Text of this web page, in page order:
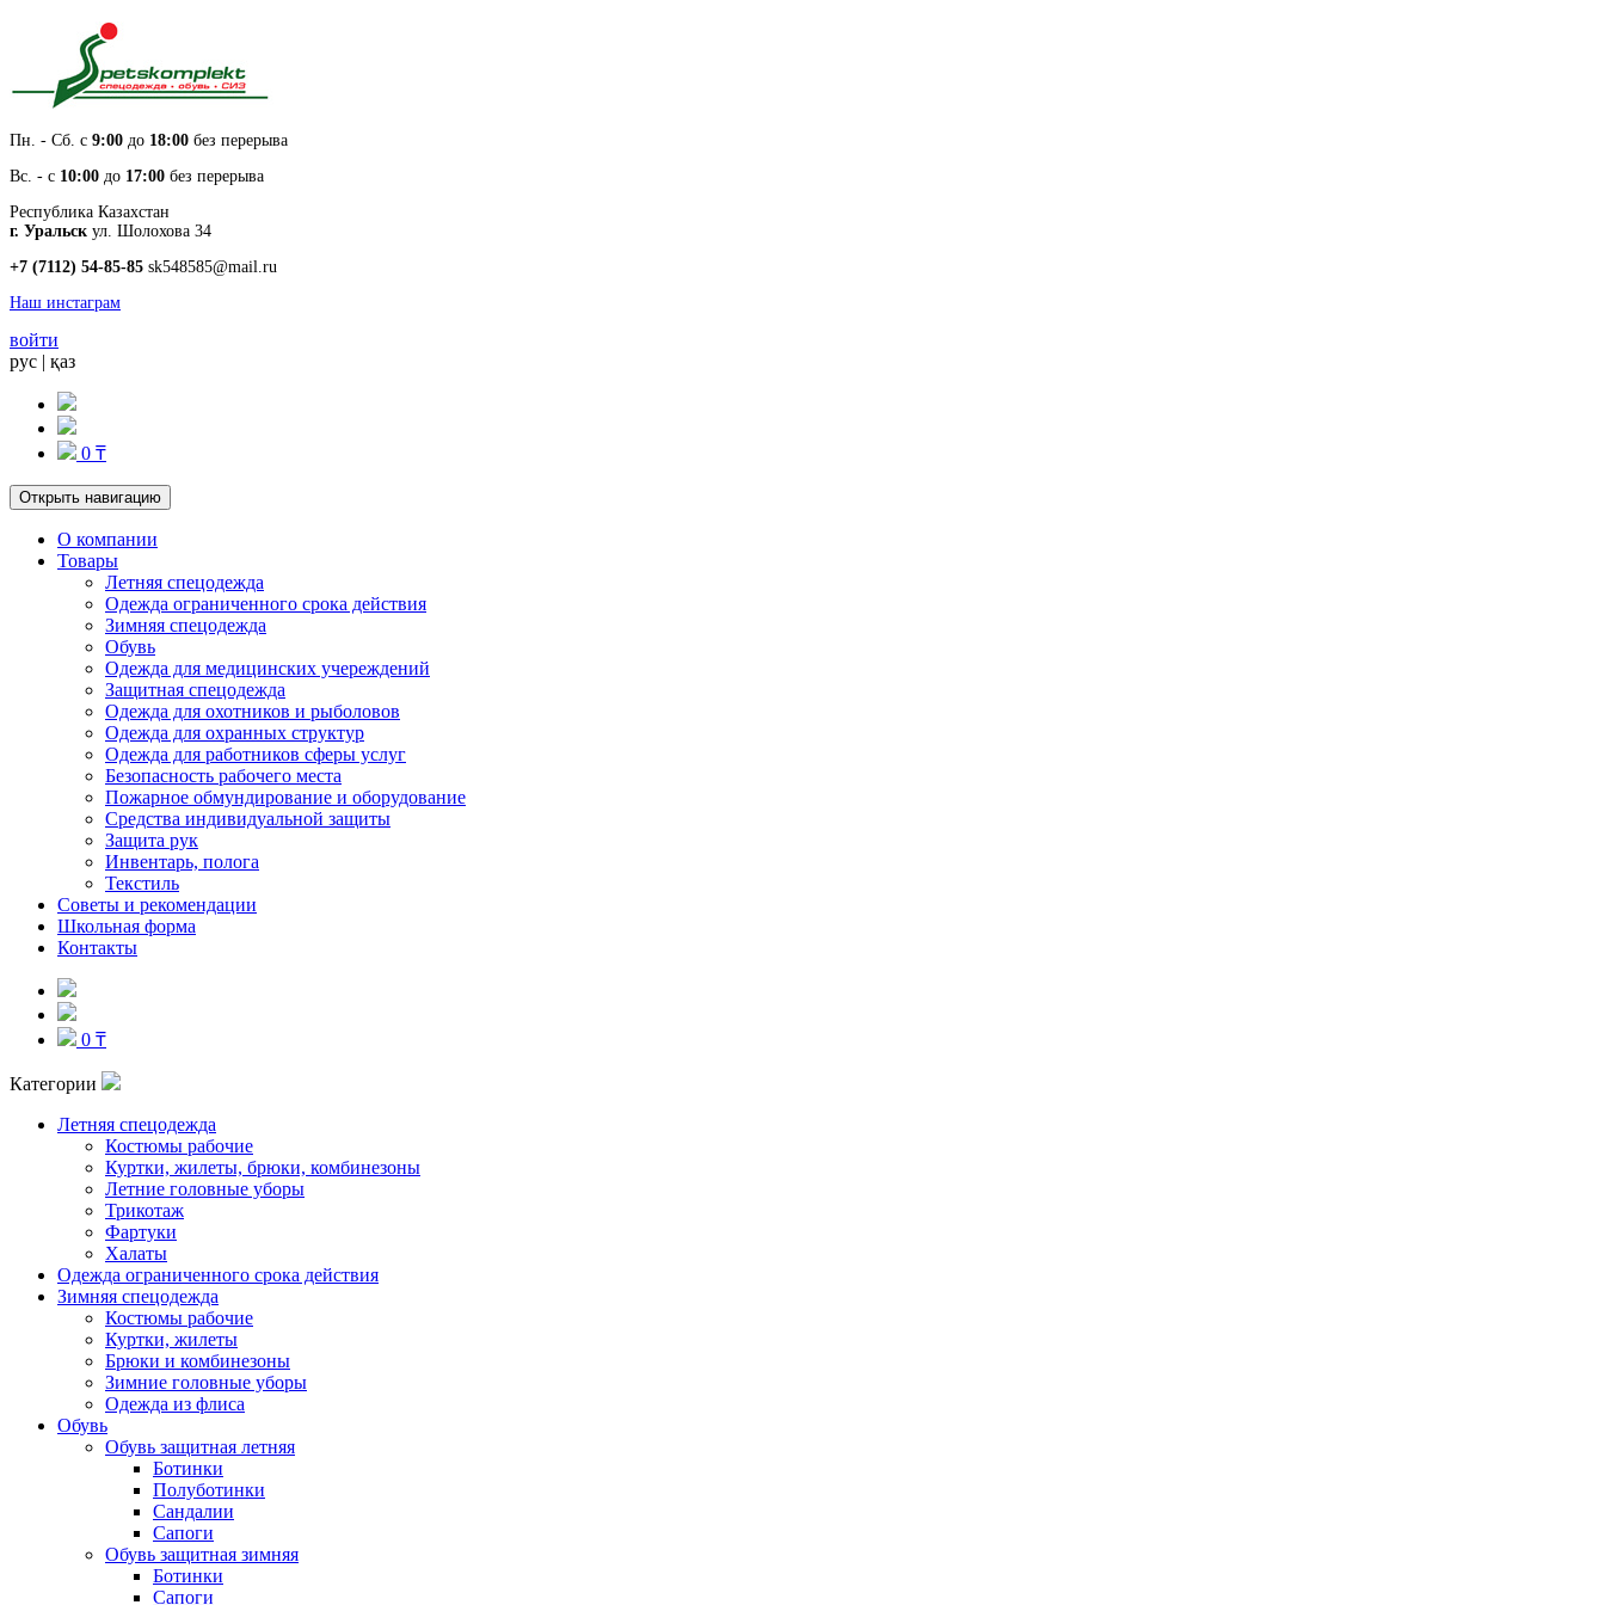
Пн. - Cб. с 9:00 до 18:00 без перерыва
Вс. - с 10:00 до 17:00 без перерыва
Республика Казахстан
г. Уральск ул. Шолохова 34
+7 (7112) 54-85-85 sk548585@mail.ru
Наш инстаграм
войти
рус | қаз
0 ₸
Открыть навигацию
О компании
Товары
Летняя спецодежда
Одежда ограниченного срока действия
Зимняя спецодежда
Обувь
Одежда для медицинских учереждений
Защитная спецодежда
Одежда для охотников и рыболовов
Одежда для охранных структур
Одежда для работников сферы услуг
Безопасность рабочего места
Пожарное обмундирование и оборудование
Средства индивидуальной защиты
Защита рук
Инвентарь, полога
Текстиль
Советы и рекомендации
Школьная форма
Контакты
0 ₸
Категории
Летняя спецодежда
Костюмы рабочие
Куртки, жилеты, брюки, комбинезоны
Летние головные уборы
Трикотаж
Фартуки
Халаты
Одежда ограниченного срока действия
Зимняя спецодежда
Костюмы рабочие
Куртки, жилеты
Брюки и комбинезоны
Зимние головные уборы
Одежда из флиса
Обувь
Обувь защитная летняя
Ботинки
Полуботинки
Сандалии
Сапоги
Обувь защитная зимняя
Ботинки
Сапоги